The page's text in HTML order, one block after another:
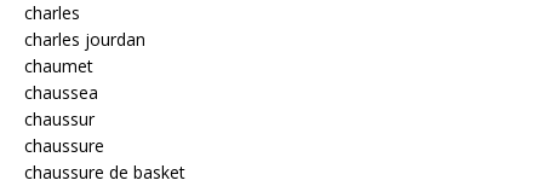
charles
charles jourdan
chaumet
chaussea
chaussur
chaussure
chaussure de basket